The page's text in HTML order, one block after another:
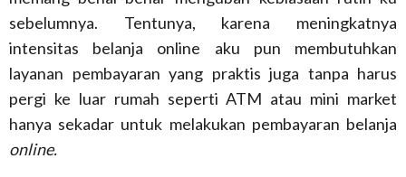
sebelumnya. Tentunya, karena meningkatnya
intensitas belanja online aku pun membutuhkan
layanan pembayaran yang praktis juga tanpa harus
pergi ke luar rumah seperti ATM atau mini market
hanya sekadar untuk melakukan pembayaran belanja
online.